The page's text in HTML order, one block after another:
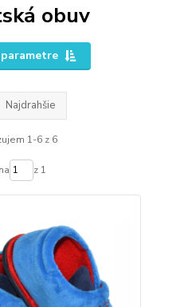
obuv
Najdrahšie
1-6 z 6
z 1